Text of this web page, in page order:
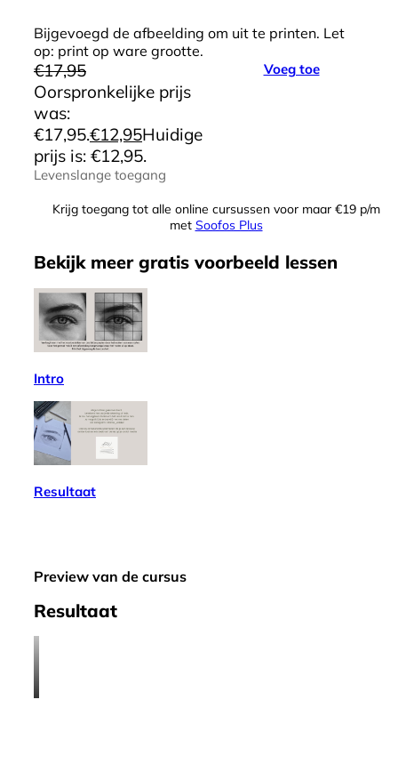
Bijgevoegd de afbeelding om uit te printen. Let
op: print op ware grootte.
€17,95
Oorspronkelijke prijs
was:
€17,95.€12,95Huidige
prijs is: €12,95.
Levenslange toegang
Voeg toe
Krijg toegang tot alle online cursussen voor maar €19 p/m
met Soofos Plus
Bekijk meer gratis voorbeeld lessen
Intro
Resultaat
Preview van de cursus
Resultaat